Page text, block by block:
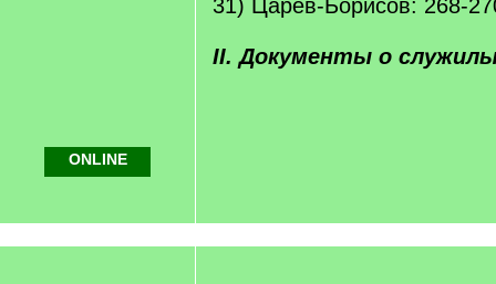
31) Царев-Борисов: 268-
II. Документы о
ONLINE